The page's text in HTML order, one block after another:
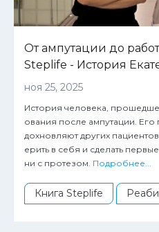
От ампутации до
Steplife - История
ноя 25, 2025
История человека,
ования после ампутации. Его
дохновляют других
ерить в себя и сделать
ни с протезом. Подробнее...
Книга Steplife